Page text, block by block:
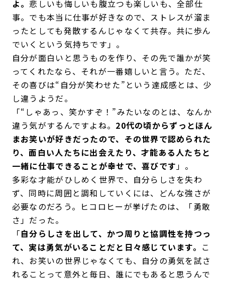
よ。悲しいも悔しいも腹立つも楽しいも、全部仕
事。でも本当に仕事が好きなので、ストレスが溜ま
ったとしても発散するんじゃなくて共存。共に歩ん
でいくという気持ちです」。
自分が面白いと思うものを作り、その先で誰かが笑
ってくれたなら、それが一番嬉しいと言う。ただ、
その喜びは“自分が笑わせた”という達成感とは、少
し違うようだ。
「“しゃあっ、笑かすぞ！”みたいなのとは、なんか
違う気がするんですよね。 20代の頃からずっとほん
まお笑いが好きだったので、その世界で認められた
り、面白い人たちに出会えたり、才能ある人たちと
一緒に仕事できることが幸せで、喜びです」。
多彩な才能がひしめく世界で、自分らしさを失わ
ず、同時に周囲と調和していくには、どんな強さが
必要なのだろう。ヒコロヒーが挙げたのは、「勇敢
さ」だった。
「自分らしさを出して、かつ周りと協調性を持つっ
て、実は勇気がいることだと日々感じています。 こ
れ、お笑いの世界じゃなくても、自分の勇気を試さ
れることって意外と毎日、誰にでもあると思うんで